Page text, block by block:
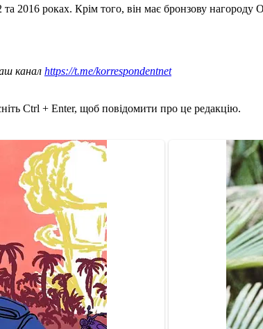
2016 роках. Крім того, він має бронзову нагороду
канал https://t.me/korrespondentnet
Ctrl + Enter, щоб повідомити про це редакцію.